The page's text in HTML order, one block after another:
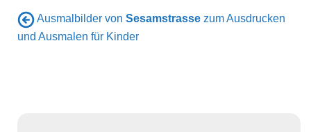
Ausmalbilder von Sesamstrasse zum Ausdrucken
und Ausmalen für Kinder